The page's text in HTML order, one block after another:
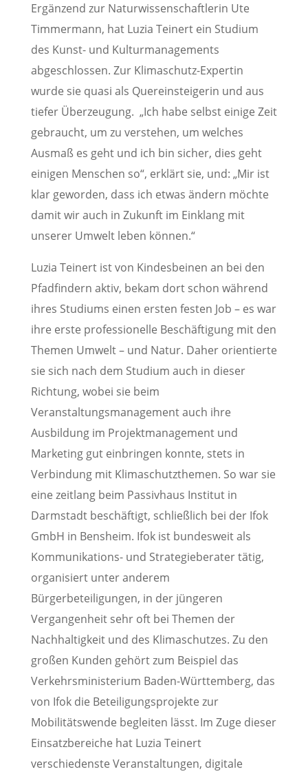
Ergänzend zur Naturwissenschaftlerin Ute
Timmermann, hat Luzia Teinert ein Studium
des Kunst- und Kulturmanagements
abgeschlossen. Zur Klimaschutz-Expertin
wurde sie quasi als Quereinsteigerin und aus
tiefer Überzeugung. „Ich habe selbst einige Zeit
gebraucht, um zu verstehen, um welches
Ausmaß es geht und ich bin sicher, dies geht
einigen Menschen so“, erklärt sie, und: „Mir ist
klar geworden, dass ich etwas ändern möchte
damit wir auch in Zukunft im Einklang mit
unserer Umwelt leben können.“
Luzia Teinert ist von Kindesbeinen an bei den
Pfadfindern aktiv, bekam dort schon während
ihres Studiums einen ersten festen Job – es war
ihre erste professionelle Beschäftigung mit den
Themen Umwelt – und Natur. Daher orientierte
sie sich nach dem Studium auch in dieser
Richtung, wobei sie beim
Veranstaltungsmanagement auch ihre
Ausbildung im Projektmanagement und
Marketing gut einbringen konnte, stets in
Verbindung mit Klimaschutzthemen. So war sie
eine zeitlang beim Passivhaus Institut in
Darmstadt beschäftigt, schließlich bei der Ifok
GmbH in Bensheim. Ifok ist bundesweit als
Kommunikations- und Strategieberater tätig,
organisiert unter anderem
Bürgerbeteiligungen, in der jüngeren
Vergangenheit sehr oft bei Themen der
Nachhaltigkeit und des Klimaschutzes. Zu den
großen Kunden gehört zum Beispiel das
Verkehrsministerium Baden-Württemberg, das
von Ifok die Beteiligungsprojekte zur
Mobilitätswende begleiten lässt. Im Zuge dieser
Einsatzbereiche hat Luzia Teinert
verschiedenste Veranstaltungen, digitale